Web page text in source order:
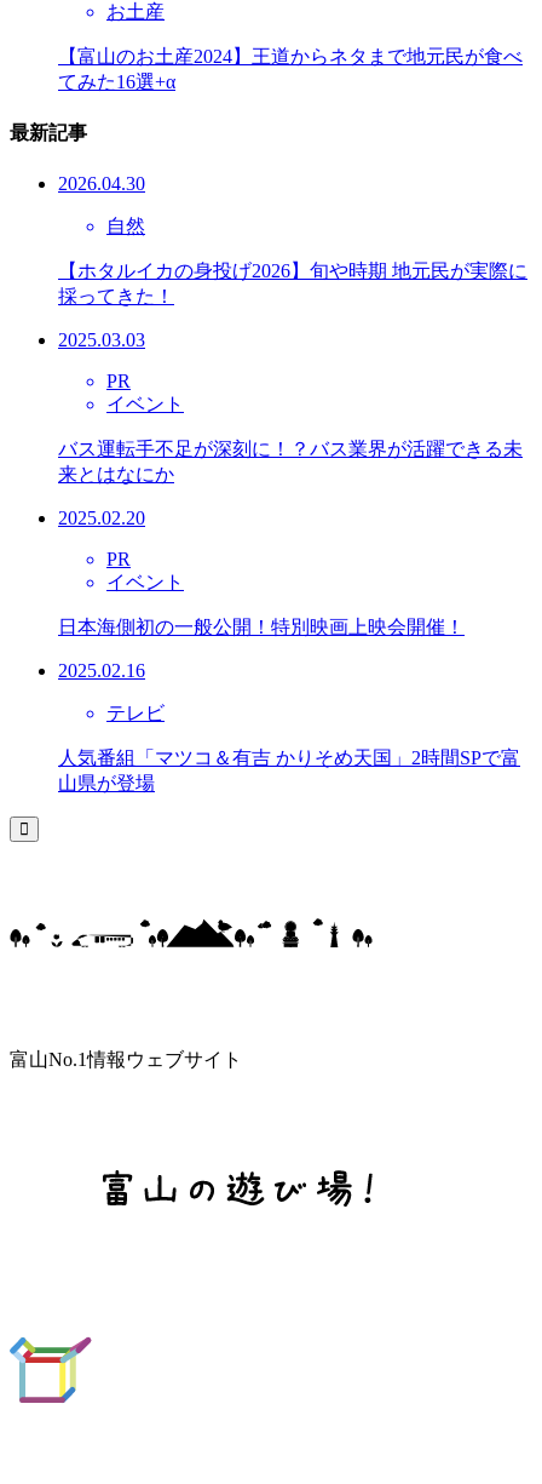
お土産
【富山のお土産2024】王道からネタまで地元民が食べ
てみた16選+α
最新記事
2026.04.30
自然
【ホタルイカの身投げ2026】旬や時期 地元民が実際に
採ってきた！
2025.03.03
PR
イベント
バス運転手不足が深刻に！？バス業界が活躍できる未
来とはなにか
2025.02.20
PR
イベント
日本海側初の一般公開！特別映画上映会開催！
2025.02.16
テレビ
人気番組「マツコ＆有吉 かりそめ天国」2時間SPで富
山県が登場
富山No.1情報ウェブサイト